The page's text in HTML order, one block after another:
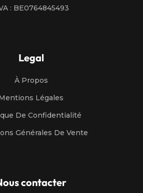
: BE0764845493
Legal
À Propos
Légales
De Confidentialité
Générales De Vente
contacter